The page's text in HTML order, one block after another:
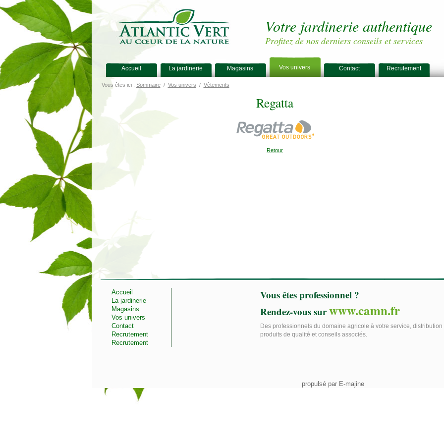
Votre jardinerie authentique
Profitez de nos derniers conseils et services
Accueil La jardinerie Magasins Vos univers Contact Recrutement
Vous êtes ici : Sommaire/ Vos univers / Vêtements
Regatta
Retour
Accueil
La jardinerie
Magasins
Vos univers
Contact
Recrutement
Recrutement
Vous êtes professionnel ?
Rendez-vous surwww.camn.fr
Des professionnels du domaine agricole à votre service, distribution
produits de qualité et conseils associés.
propulsé par E-majine